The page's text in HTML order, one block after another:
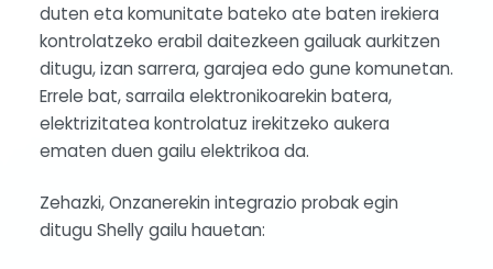
duten eta komunitate bateko ate baten irekiera
kontrolatzeko erabil daitezkeen gailuak aurkitzen
ditugu, izan sarrera, garajea edo gune komunetan.
Errele bat, sarraila elektronikoarekin batera,
elektrizitatea kontrolatuz irekitzeko aukera
ematen duen gailu elektrikoa da.
Zehazki, Onzanerekin integrazio probak egin
ditugu Shelly gailu hauetan: